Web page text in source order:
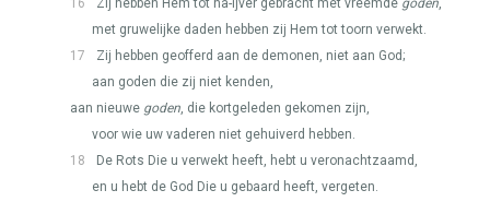
16
Zij hebben Hem tot na-ijver gebracht met vreemde goden,
met gruwelijke daden hebben zij Hem tot toorn verwekt.
17
Zij hebben geofferd aan de demonen, niet aan God;
aan goden die zij niet kenden,
aan nieuwe goden, die kortgeleden gekomen zijn,
voor wie uw vaderen niet gehuiverd hebben.
18
De Rots Die u verwekt heeft, hebt u veronachtzaamd,
en u hebt de God Die u gebaard heeft, vergeten.